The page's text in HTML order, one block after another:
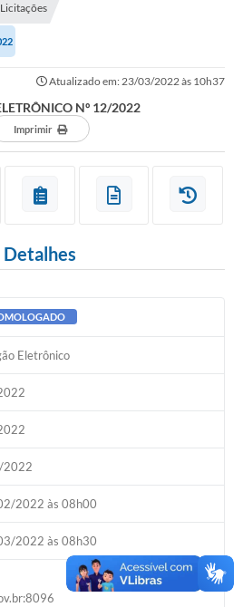
e Comunicação
de Itápolis
Atualizado em: 23/03/2022 às 10h37
Nº 12/2022
Imprimir
Detalhes
Eletrônico
2022
2022 às 08h00
2022 às 08h30